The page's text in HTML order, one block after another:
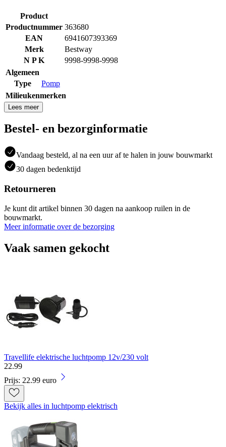
Product
Productnummer 363680
EAN
6941607393369
Merk
Bestway
N P K
9998-9998-9998
Algemeen
Type
Pomp
Milieukenmerken
Lees meer
Bestel- en bezorginformatie
Vandaag besteld, al na een uur af te halen in jouw bouwmarkt
30 dagen bedenktijd
Retourneren
Je kunt dit artikel binnen 30 dagen na aankoop ruilen in de
bouwmarkt.
Meer informatie over de bezorging
Vaak samen gekocht
Travellife elektrische luchtpomp 12v/230 volt
22.99
Prijs: 22.99 euro
Bekijk alles in luchtpomp elektrisch